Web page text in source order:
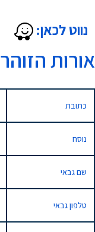
נווט לכאן:
אורות הזוהר
כתובת
נוסח
שם גבאי
טלפון גבאי